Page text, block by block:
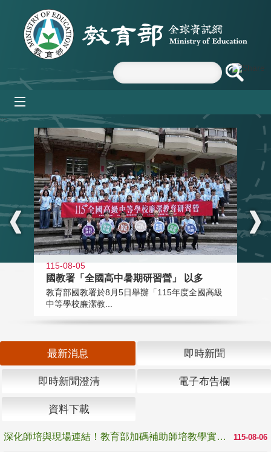
跳到主要內容區塊
:::
115-08-05
國教署「全國高中暑期研習營」 以多
教育部國教署於8月5日舉辦「115年度全國高級
中等學校廉潔教...
最新消息 即時新聞
即時新聞澄清 電子布告欄
資料下載
115-08-06
深化師培與現場連結！教育部加碼補助師培教學實踐研究 10月師培國際研討會交流教學實踐經驗